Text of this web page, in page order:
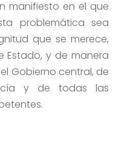
manifiesto en el que
problemática sea
que se merece,
Estado, y de manera
Gobierno central, de
y de todas las